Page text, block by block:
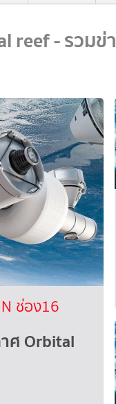
reef - รวม
ช่อง16
ศ Orbital